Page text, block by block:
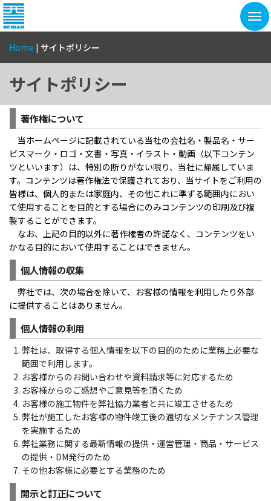
Home | サイトポリシー
サイトポリシー
著作権について
当ホームページに記載されている当社の会社名・製品名・サー
ビスマーク・ロゴ・文書・写真・イラスト・動画（以下コンテン
ツといいます）は、特別の断りがない限り、当社に帰属していま
す。コンテンツは著作権法で保護されており、当サイトをご利用の
皆様は、個人的または家庭内、その他これに準ずる範囲内におい
て使用することを目的とする場合にのみコンテンツの印刷及び複
製することができます。
なお、上記の目的以外に著作権者の許諾なく、コンテンツをい
かなる目的において使用することはできません。
個人情報の収集
弊社では、次の場合を除いて、お客様の情報を利用したり外部
に提供することはありません。
個人情報の利用
弊社は、取得する個人情報を以下の目的のために業務上必要な
範囲で利用します。
お客様からのお問い合わせや資料請求等に対応するため
お客様からのご感想やご意見等を頂くため
お客様の施工物件を弊社協力業者と共に竣工させるため
弊社が施工したお客様の物件竣工後の適切なメンテナンス管理
を実施するため
弊社業務に関する最新情報の提供・運営管理・商品・サービス
の提供・DM発行のため
その他お客様に必要とする業務のため
開示と訂正について